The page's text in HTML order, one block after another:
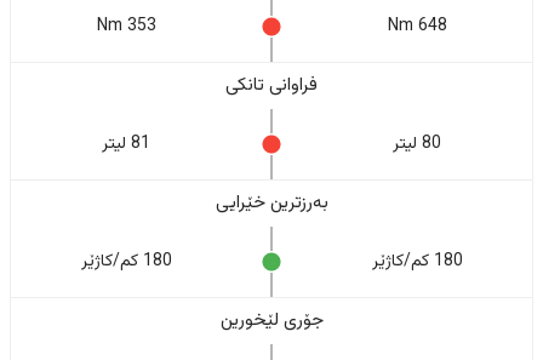
648 Nm
353 Nm
فراوانی تانکی
80 لیتر 81 لیتر
بەرزترین خێرایی
180 کم/کاژێر 180 کم/کاژێر
جۆری لێخورین